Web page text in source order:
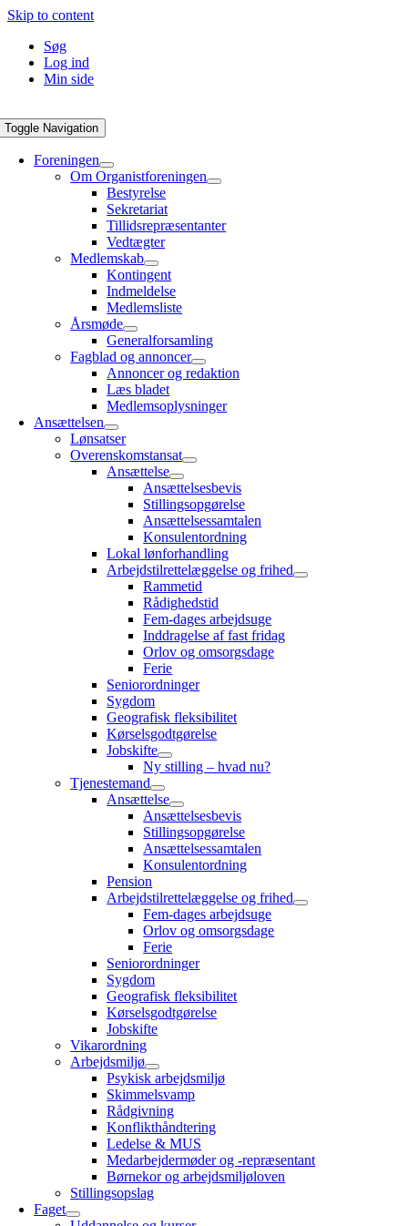
Skip to content
Søg
Log ind
Min side
Toggle Navigation
Foreningen
Om Organistforeningen
Bestyrelse
Sekretariat
Tillidsrepræsentanter
Vedtægter
Medlemskab
Kontingent
Indmeldelse
Medlemsliste
Årsmøde
Generalforsamling
Fagblad og annoncer
Annoncer og redaktion
Læs bladet
Medlemsoplysninger
Ansættelsen
Lønsatser
Overenskomstansat
Ansættelse
Ansættelsesbevis
Stillingsopgørelse
Ansættelsessamtalen
Konsulentordning
Lokal lønforhandling
Arbejdstilrettelæggelse og frihed
Rammetid
Rådighedstid
Fem-dages arbejdsuge
Inddragelse af fast fridag
Orlov og omsorgsdage
Ferie
Seniorordninger
Sygdom
Geografisk fleksibilitet
Kørselsgodtgørelse
Jobskifte
Ny stilling – hvad nu?
Tjenestemand
Ansættelse
Ansættelsesbevis
Stillingsopgørelse
Ansættelsessamtalen
Konsulentordning
Pension
Arbejdstilrettelæggelse og frihed
Fem-dages arbejdsuge
Orlov og omsorgsdage
Ferie
Seniorordninger
Sygdom
Geografisk fleksibilitet
Kørselsgodtgørelse
Jobskifte
Vikarordning
Arbejdsmiljø
Psykisk arbejdsmiljø
Skimmelsvamp
Rådgivning
Konflikthåndtering
Ledelse & MUS
Medarbejdermøder og -repræsentant
Børnekor og arbejdsmiljøloven
Stillingsopslag
Faget